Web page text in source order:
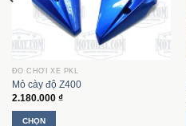
ĐỒ CHƠI XE PKL
Mỏ cày độ Z400
2.180.000 ₫
CHỌN